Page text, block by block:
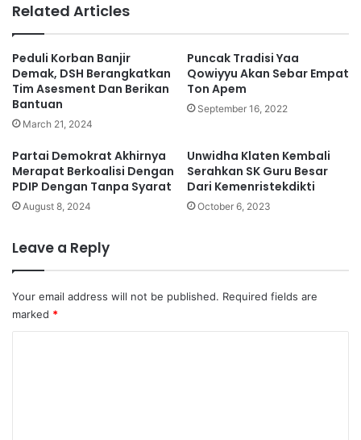
Related Articles
Peduli Korban Banjir
Demak, DSH Berangkatkan
Tim Asesment Dan Berikan
Bantuan
March 21, 2024
Puncak Tradisi Yaa
Qowiyyu Akan Sebar Empat
Ton Apem
September 16, 2022
Partai Demokrat Akhirnya
Merapat Berkoalisi Dengan
PDIP Dengan Tanpa Syarat
August 8, 2024
Unwidha Klaten Kembali
Serahkan SK Guru Besar
Dari Kemenristekdikti
October 6, 2023
Leave a Reply
Your email address will not be published. Required fields are
marked *